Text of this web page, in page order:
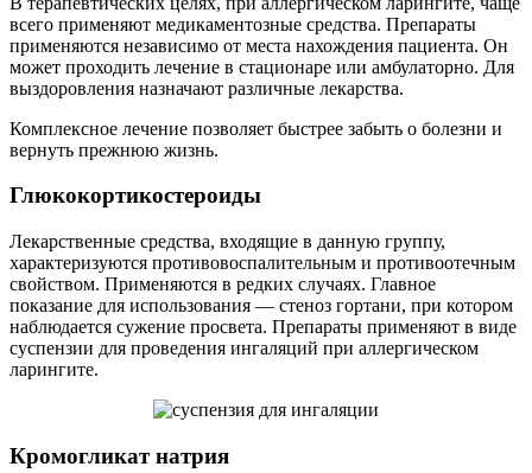
всего применяют медикаментозные средства. Препараты
применяются независимо от места нахождения пациента. Он
может проходить лечение в стационаре или амбулаторно. Для
выздоровления назначают различные лекарства.
Комплексное лечение позволяет быстрее забыть о болезни и
вернуть прежнюю жизнь.
Глюкокортикостероиды
Лекарственные средства, входящие в данную группу,
характеризуются противовоспалительным и противоотечным
свойством. Применяются в редких случаях. Главное
показание для использования — стеноз гортани, при котором
наблюдается сужение просвета. Препараты применяют в виде
суспензии для проведения ингаляций при аллергическом
ларингите.
Кромогликат натрия